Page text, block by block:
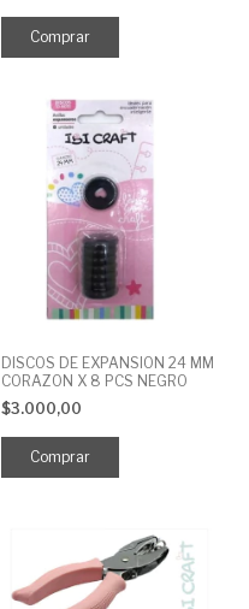
DISCOS DE EXPANSION 24 MM
CORAZON X 8 PCS NEGRO
$3.000,00